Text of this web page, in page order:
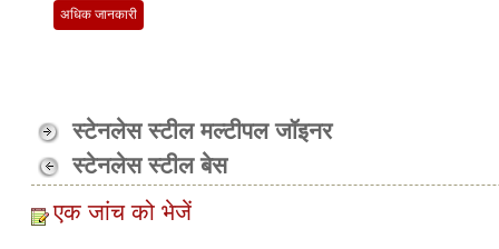
अधिक जानकारी
स्टेनलेस स्टील मल्टीपल जॉइनर
स्टेनलेस स्टील बेस
एक जांच को भेजें